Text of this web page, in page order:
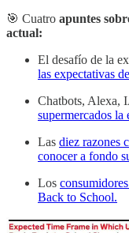
🎯 Cuatro apuntes
actual:
El desafío de la
las expectativas
Chatbots, Alexa,
supermercados la
Las diez razones
conocer a fondo
Los
Back to School.